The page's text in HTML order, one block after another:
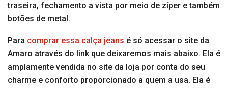
traseira, fechamento a vista por meio de zíper e também
botões de metal.
Para comprar essa calça jeans é só acessar o site da
Amaro através do link que deixaremos mais abaixo. Ela é
amplamente vendida no site da loja por conta do seu
charme e conforto proporcionado a quem a usa. Ela é